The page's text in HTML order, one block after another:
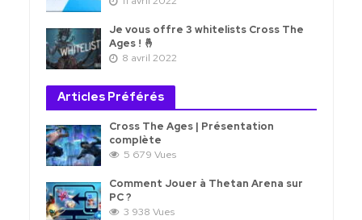
Je vous offre 3 whitelists Cross The
Ages ! 🤞
8 avril 2022
Articles Préférés
Cross The Ages | Présentation
complète
5 679 Vues
Comment Jouer à Thetan Arena sur
PC ?
3 938 Vues